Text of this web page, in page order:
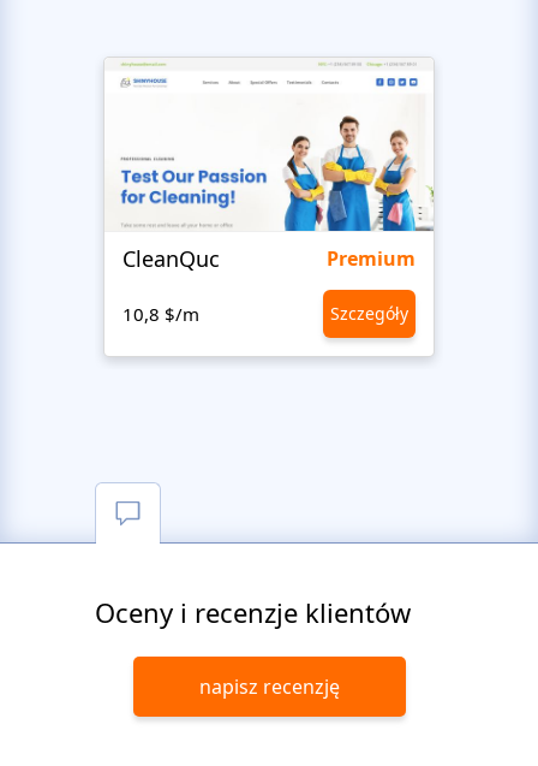
CleanQuc Premium
10,8 $/m Szczegóły
Oceny i recenzje klientów
napisz recenzję